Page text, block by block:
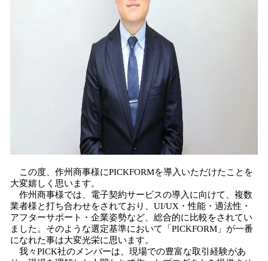
この度、作州商事様にPICKFORMを導入いただけたことを
大変嬉しく思います。
作州商事様では、電子契約サービスの導入に向けて、複数
業者様と打ち合わせをされており、UI/UX・性能・適法性・
アフターサポート・企業姿勢など、総合的に比較をされてい
ました。そのような選定基準において「PICKFORM」が一番
になれた事は大変光栄に思います。
我々PICK社のメンバーは、現場での豊富な取引経験があ